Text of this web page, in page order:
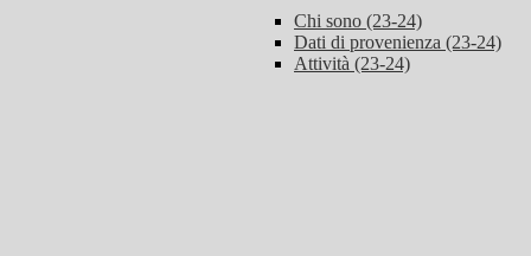
Chi sono (23-24)
Dati di provenienza (23-24)
Attività (23-24)